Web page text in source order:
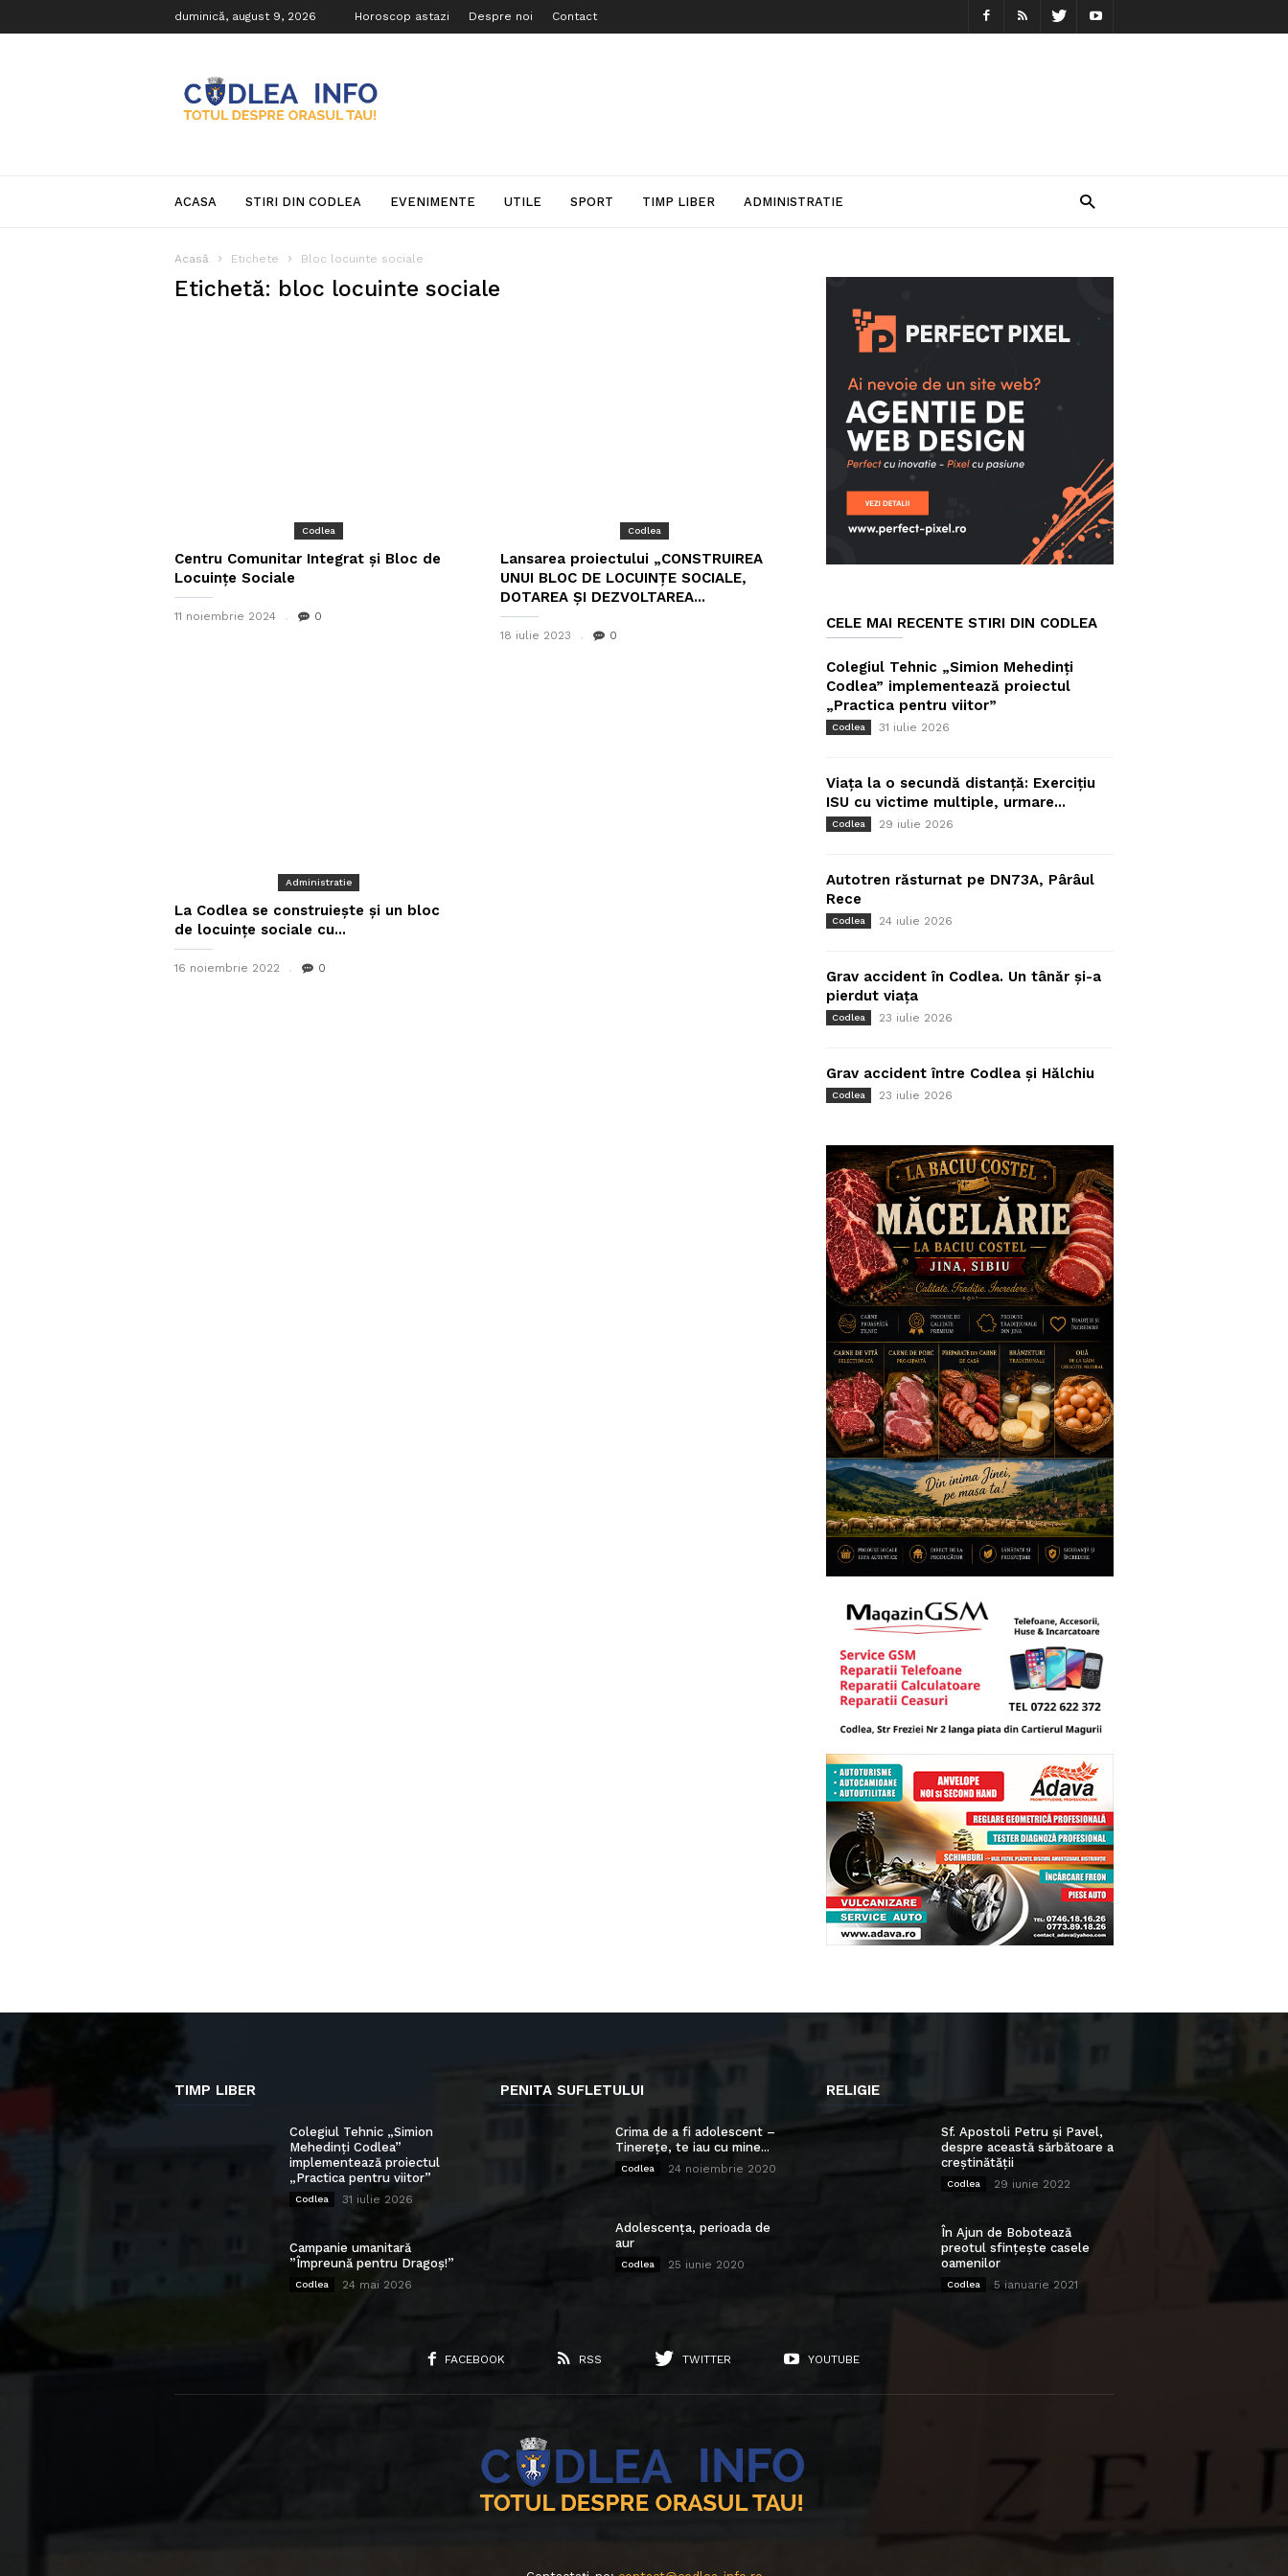
duminică, august 9, 2026 Horoscop astazi Despre noi Contact
Info
ACASA STIRI DIN CODLEA EVENIMENTE UTILE SPORT TIMP LIBER ADMINISTRATIE
Acasă Etichete Bloc locuinte sociale
Etichetă: bloc locuinte sociale
Codlea
Centru Comunitar Integrat și Bloc de
Locuințe Sociale
11 noiembrie 2024 0
Codlea
Lansarea proiectului „CONSTRUIREA
UNUI BLOC DE LOCUINȚE SOCIALE,
DOTAREA ȘI DEZVOLTAREA...
18 iulie 2023 0
Administratie
La Codlea se construiește și un bloc
de locuințe sociale cu...
16 noiembrie 2022 0
CELE MAI RECENTE STIRI DIN CODLEA
Colegiul Tehnic „Simion Mehedinți
Codlea” implementează proiectul
„Practica pentru viitor”
Codlea 31 iulie 2026
Viața la o secundă distanță: Exercițiu
ISU cu victime multiple, urmare...
Codlea 29 iulie 2026
Autotren răsturnat pe DN73A, Pârâul
Rece
Codlea 24 iulie 2026
Grav accident în Codlea. Un tânăr și-a
pierdut viața
Codlea 23 iulie 2026
Grav accident între Codlea și Hălchiu
Codlea 23 iulie 2026
TIMP LIBER
Colegiul Tehnic „Simion
Mehedinți Codlea”
implementează proiectul
„Practica pentru viitor”
Codlea 31 iulie 2026
Campanie umanitară
”Împreună pentru Dragoș!”
Codlea 24 mai 2026
PENITA SUFLETULUI
Crima de a fi adolescent –
Tinerețe, te iau cu mine...
Codlea 24 noiembrie 2020
Adolescența, perioada de
aur
Codlea 25 iunie 2020
RELIGIE
Sf. Apostoli Petru și Pavel,
despre această sărbătoare a
creștinătății
Codlea 29 iunie 2022
În Ajun de Bobotează
preotul sfințește casele
oamenilor
Codlea 5 ianuarie 2021
FACEBOOK RSS TWITTER YOUTUBE